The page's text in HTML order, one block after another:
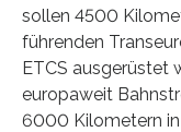
sollen 4500
führenden
ETCS ausgerüstet
europaweit
6000 Kilometern in